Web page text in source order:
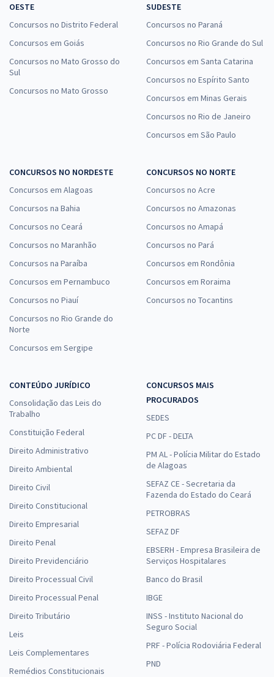
OESTE
Concursos no Distrito Federal
Concursos em Goiás
Concursos no Mato Grosso do
Sul
Concursos no Mato Grosso
SUDESTE
Concursos no Paraná
Concursos no Rio Grande do Sul
Concursos em Santa Catarina
Concursos no Espírito Santo
Concursos em Minas Gerais
Concursos no Rio de Janeiro
Concursos em São Paulo
CONCURSOS NO NORDESTE
Concursos em Alagoas
Concursos na Bahia
Concursos no Ceará
Concursos no Maranhão
Concursos na Paraíba
Concursos em Pernambuco
Concursos no Piauí
Concursos no Rio Grande do
Norte
Concursos em Sergipe
CONCURSOS NO NORTE
Concursos no Acre
Concursos no Amazonas
Concursos no Amapá
Concursos no Pará
Concursos em Rondônia
Concursos em Roraima
Concursos no Tocantins
CONTEÚDO JURÍDICO
Consolidação das Leis do
Trabalho
Constituição Federal
Direito Administrativo
Direito Ambiental
Direito Civil
Direito Constitucional
Direito Empresarial
Direito Penal
Direito Previdenciário
Direito Processual Civil
Direito Processual Penal
Direito Tributário
Leis
Leis Complementares
Remédios Constitucionais
CONCURSOS MAIS
PROCURADOS
SEDES
PC DF - DELTA
PM AL - Polícia Militar do Estado
de Alagoas
SEFAZ CE - Secretaria da
Fazenda do Estado do Ceará
PETROBRAS
SEFAZ DF
EBSERH - Empresa Brasileira de
Serviços Hospitalares
Banco do Brasil
IBGE
INSS - Instituto Nacional do
Seguro Social
PRF - Polícia Rodoviária Federal
PND